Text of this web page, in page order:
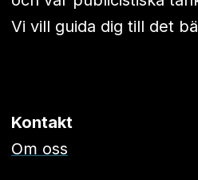
Vi vill guida dig till det
Kontakt
Om oss